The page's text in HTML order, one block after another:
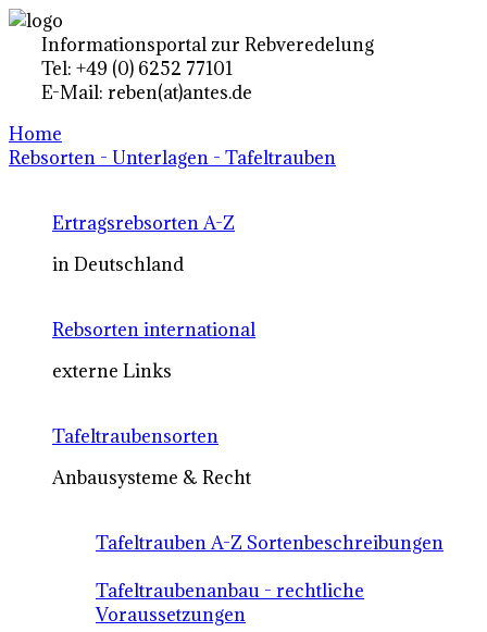
Informationsportal zur Rebveredelung
Tel: +49 (0) 6252 77101
E-Mail: reben(at)antes.de
Home
Rebsorten - Unterlagen - Tafeltrauben
Ertragsrebsorten A-Z
in Deutschland
Rebsorten international
externe Links
Tafeltraubensorten
Anbausysteme & Recht
Tafeltrauben A-Z Sortenbeschreibungen
Tafeltraubenanbau - rechtliche
Voraussetzungen